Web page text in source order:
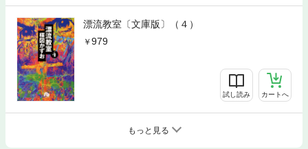
漂流教室〔文庫版〕（４）
979
試し読み カートへ
もっと見る